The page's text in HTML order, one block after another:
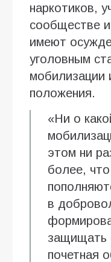
наркотиков,
сообществе
имеют
уголовным
мобилизации
положения.
«Ни о
этом ни
более,
в
защищать
почетная